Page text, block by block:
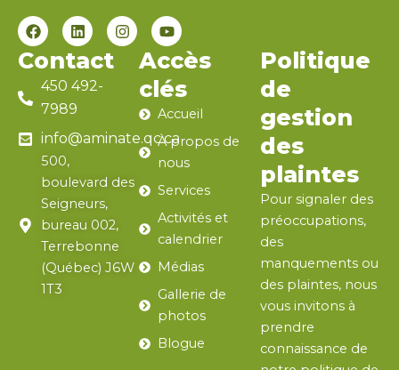
F
a
c
e
b
o
k
L
i
n
k
e
i
n
I
n
m
Y
o
u
t
u
b
e
Contact
450 492-
7989
info@aminate.qc.ca
500,
boulevard des
Seigneurs,
bureau 002,
Terrebonne
(Québec) J6W
1T3
Accès
clés
Accueil
À propos de
nous
Services
Activités et
calendrier
Médias
Gallerie de
photos
Blogue
Politique
de
gestion
des
plaintes
Pour signaler des
préoccupations,
des
manquements ou
des plaintes, nous
vous invitons à
prendre
connaissance de